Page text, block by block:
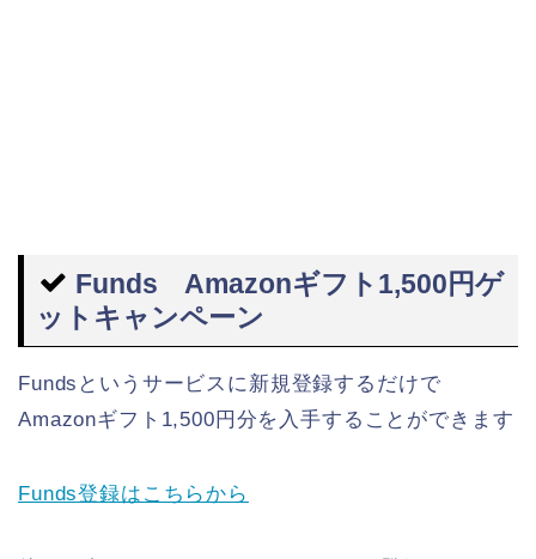
Funds Amazonギフト1,500円ゲ
ットキャンペーン
Fundsというサービスに新規登録するだけで
Amazonギフト1,500円分を入手することができます
Funds登録はこちらから